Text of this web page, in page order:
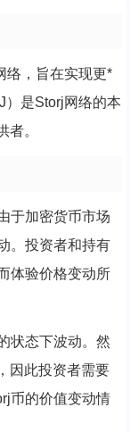
络，旨在实现更*
）是Storj网络的本
者。
于加密货币市场
。投资者和持有
体验价格变动所
状态下波动。然
因此投资者需要
币的价值变动情